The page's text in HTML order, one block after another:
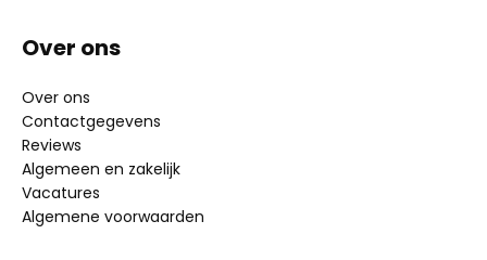
Over ons
Over ons
Contactgegevens
Reviews
Algemeen en zakelijk
Vacatures
Algemene voorwaarden